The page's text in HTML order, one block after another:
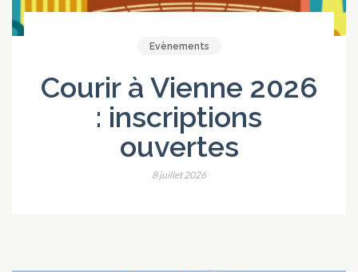
Evènements
Courir à Vienne 2026
: inscriptions
ouvertes
8 juillet 2026